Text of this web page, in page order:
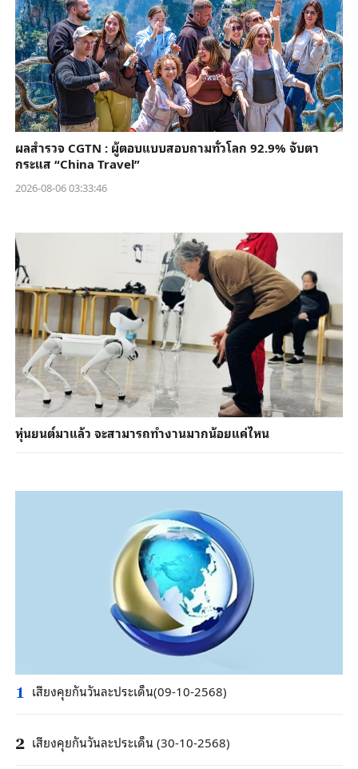
ผลสำรวจ CGTN : ผู้ตอบแบบสอบถามทั่วโลก 92.9% จับตา
กระแส “China Travel”
2026-08-06 03:33:46
หุ่นยนต์มาแล้ว จะสามารถทำงานมากน้อยแค่ไหน
1 เสียงคุยกันวันละประเด็น(09-10-2568)
2 เสียงคุยกันวันละประเด็น (30-10-2568)